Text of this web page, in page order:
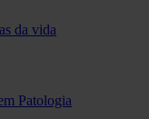
da vida
Patologia